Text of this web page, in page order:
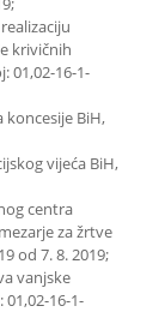
krivičnih
01,02-16-1-
koncesije BiH,
vijeća BiH,
centra
za žrtve
od 7. 8. 2019;
vanjske
16-1-